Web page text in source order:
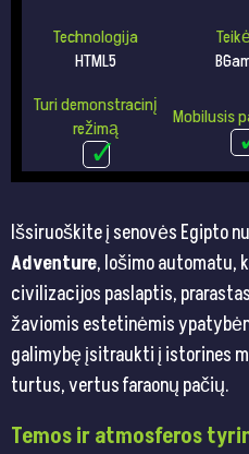
Technologija
HTML5
Turi demonstracinį
režimą
Mobilusis
Išsiruoškite į senovės Egipto
Adventure, lošimo automatu,
civilizacijos paslaptis,
žaviomis estetinėmis
galimybę įsitraukti į istorines
turtus, vertus faraonų pačių.
Temos ir atmosferos